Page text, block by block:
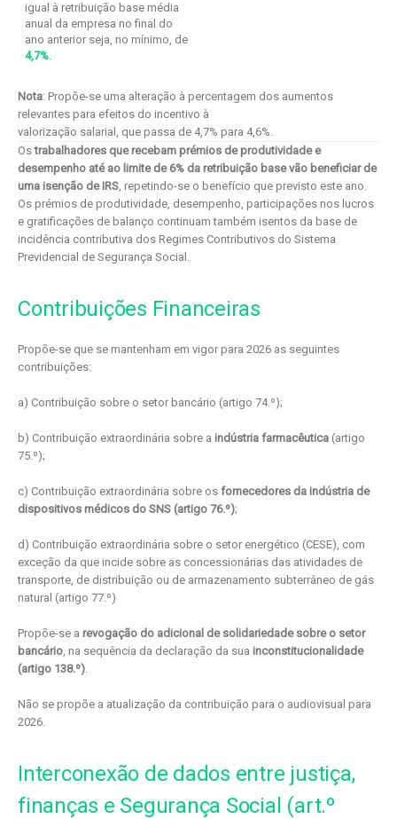
igual à retribuição base média
anual da empresa no final do
ano anterior seja, no mínimo, de
4,7%.
Nota: Propõe-se uma alteração à percentagem dos aumentos
relevantes para efeitos do incentivo à
valorização salarial, que passa de 4,7% para 4,6%.
Ostrabalhadores que recebam prémios de produtividade e
desempenho até ao limite de 6% da retribuição base vão beneficiar de
uma isenção de IRS, repetindo-se o benefício que previsto este ano.
Os prémios de produtividade, desempenho, participações nos lucros
e gratificações de balanço continuam também isentos da base de
incidência contributiva dos Regimes Contributivos do Sistema
Previdencial de Segurança Social.
Contribuições Financeiras
Propõe-se que se mantenham em vigor para 2026 as seguintes
contribuições:
a) Contribuição sobre o setor bancário (artigo 74.º);
b) Contribuição extraordinária sobre a indústria farmacêutica (artigo
75.º);
c) Contribuição extraordinária sobre os fornecedores da indústria de
dispositivos médicos do SNS (artigo 76.º);
d) Contribuição extraordinária sobre o setor energético (CESE), com
exceção da que incide sobre as concessionárias das atividades de
transporte, de distribuição ou de armazenamento subterrâneo de gás
natural (artigo 77.º)
Propõe-se a revogação do adicional de solidariedade sobre o setor
bancário, na sequência da declaração da sua inconstitucionalidade
(artigo 138.º).
Não se propõe a atualização da contribuição para o audiovisual para
2026.
Interconexão de dados entre justiça,
finanças e Segurança Social (art.º